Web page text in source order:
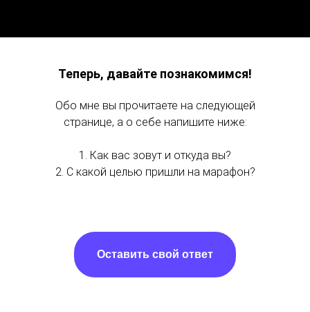
Теперь, давайте познакомимся!
1. Как вас зовут и откуда вы?
2. С какой целью пришли на марафон?
Обо мне вы прочитаете на следующей
странице, а о себе напишите ниже:
Оставить свой ответ